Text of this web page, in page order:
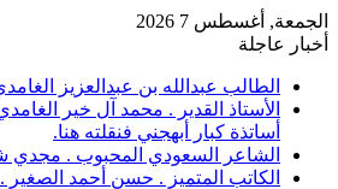
الجمعة, أغسطس 7 2026
أخبار عاجلة
الطالب عبدالله بن عبدالعزيز الغامدي.
الأستاذ القدير . محمد آل خير
أساتذة كبار أبهجني فنقلته هنا.
الشاعر السعودي المحبوب . مجدي
الكاتب المتميز . حسن أحمد الصغير